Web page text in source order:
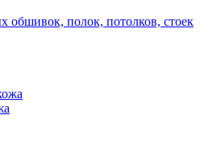
обшивок, полок, потолков, стоек